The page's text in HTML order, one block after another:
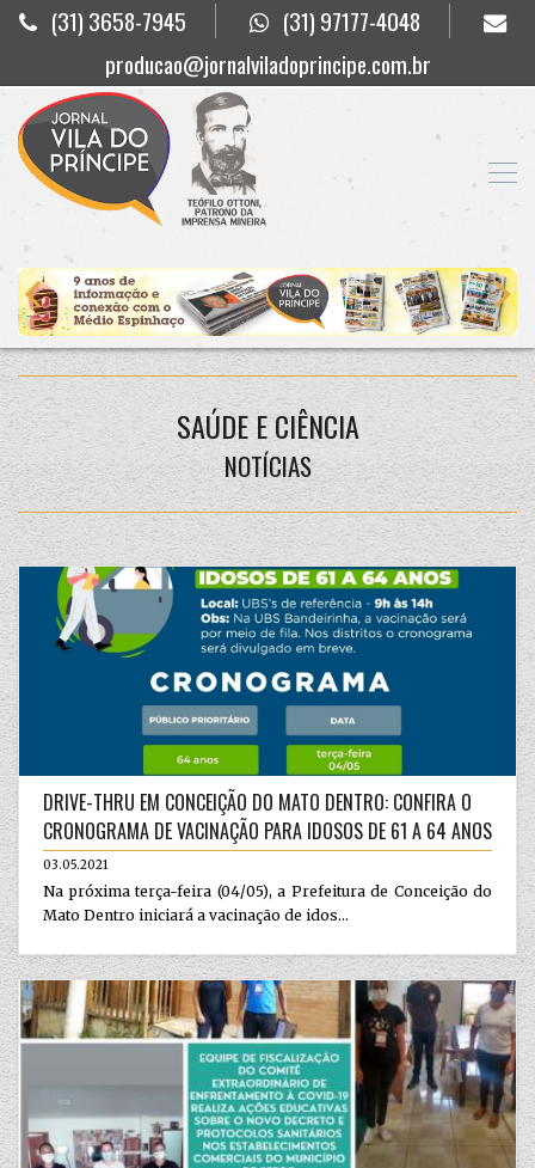
(31) 3658-7945
(31) 97177-4048
producao@jornalviladoprincipe.com.br
SAÚDE E CIÊNCIA
NOTÍCIAS
DRIVE-THRU EM CONCEIÇÃO DO MATO DENTRO: CONFIRA O
CRONOGRAMA DE VACINAÇÃO PARA IDOSOS DE 61 A 64 ANOS
03.05.2021
Na próxima terça-feira (04/05), a Prefeitura de Conceição do
Mato Dentro iniciará a vacinação de idos...